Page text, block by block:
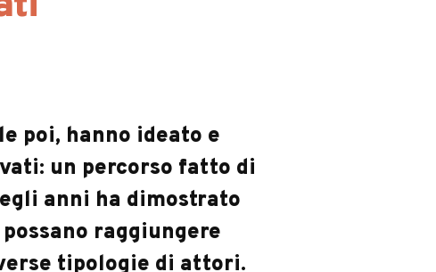
poi, hanno ideato e
un percorso fatto di
anni ha dimostrato
raggiungere
tipologie di attori.